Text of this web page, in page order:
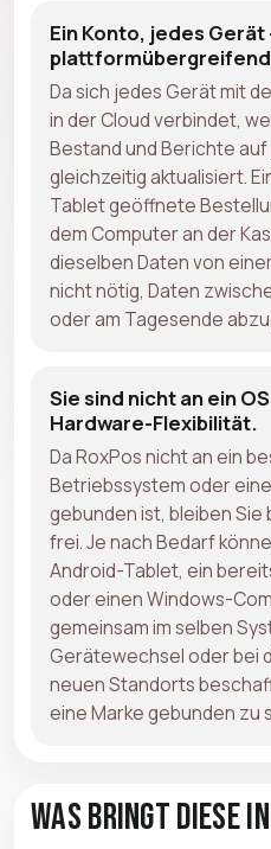
Ein Konto, jedes
Da sich jedes Gerät mit
in der Cloud verbindet,
Bestand und Berichte
gleichzeitig aktualisiert.
Tablet geöffnete
dem Computer an der
dieselben Daten von
nicht nötig, Daten
oder am Tagesende
Sie sind nicht an ein
Hardware-Flexibilität.
Da RoxPos nicht an ein
Betriebssystem oder
gebunden ist, bleiben Sie
frei. Je nach Bedarf
Android-Tablet, ein
oder einen Windows-
gemeinsam im selben
Gerätewechsel oder bei
neuen Standorts
eine Marke gebunden zu
Was bringt diese